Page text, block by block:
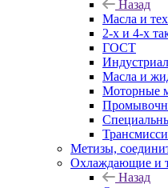
Назад
Масла и
2-х и 4-х
ГОСТ
Масла и
Моторные
Метизы,
Охлаждающие и
Назад